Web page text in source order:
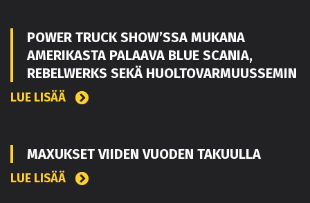
POWER TRUCK SHOW’SSA MUKANA
AMERIKASTA PALAAVA BLUE SCANIA,
REBELWERKS SEKÄ HUOLTOVARMUUSSEMIN
LUE LISÄÄ
MAXUKSET VIIDEN VUODEN TAKUULLA
LUE LISÄÄ